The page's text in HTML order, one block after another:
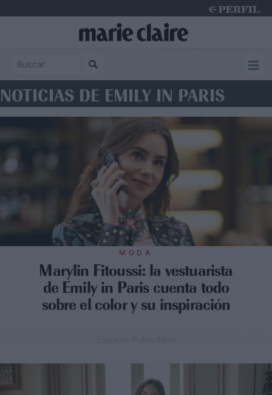
NOTICIAS DE EMILY IN PARIS
MODA
Marylin Fitoussi: la vestuarista
de Emily in Paris cuenta todo
sobre el color y su inspiración